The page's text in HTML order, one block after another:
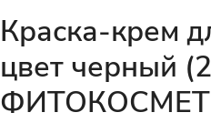
Краска-крем
цвет черный